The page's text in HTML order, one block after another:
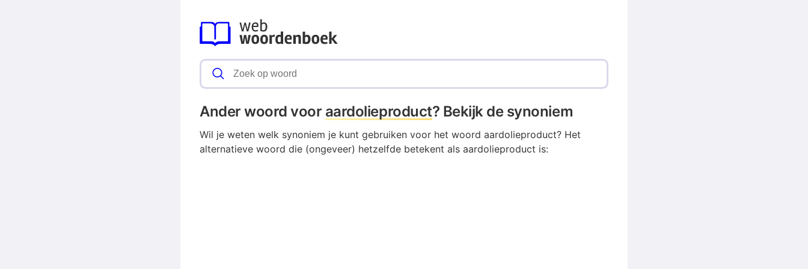
Ander woord voor aardolieproduct? Bekijk de synoniem
Wil je weten welk synoniem je kunt gebruiken voor het woord aardolieproduct? Het
alternatieve woord die (ongeveer) hetzelfde betekent als aardolieproduct is: